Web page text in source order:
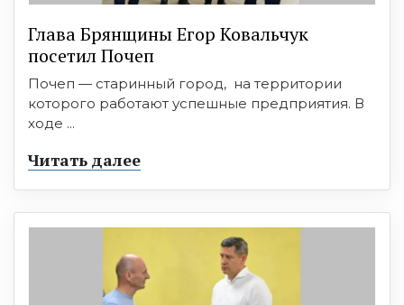
Глава Брянщины Егор Ковальчук
посетил Почеп
Почеп — старинный город, на территории
которого работают успешные предприятия. В
ходе ...
Читать далее